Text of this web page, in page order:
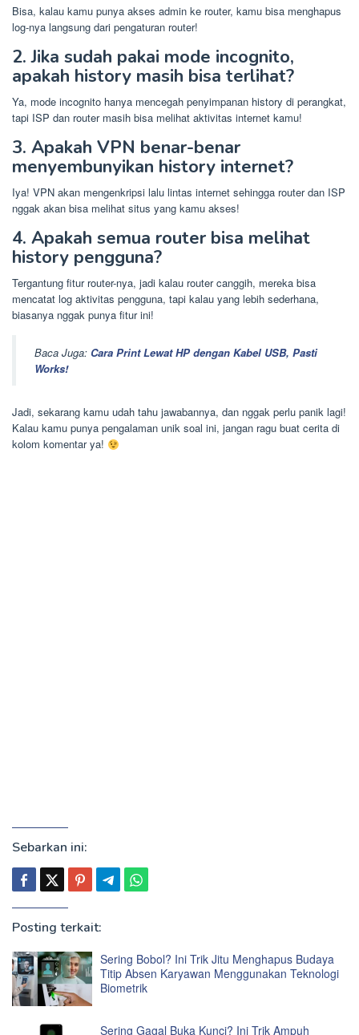
Bisa, kalau kamu punya akses admin ke router, kamu bisa menghapus
log-nya langsung dari pengaturan router!
2. Jika sudah pakai mode incognito,
apakah history masih bisa terlihat?
Ya, mode incognito hanya mencegah penyimpanan history di perangkat,
tapi ISP dan router masih bisa melihat aktivitas internet kamu!
3. Apakah VPN benar-benar
menyembunyikan history internet?
Iya! VPN akan mengenkripsi lalu lintas internet sehingga router dan ISP
nggak akan bisa melihat situs yang kamu akses!
4. Apakah semua router bisa melihat
history pengguna?
Tergantung fitur router-nya, jadi kalau router canggih, mereka bisa
mencatat log aktivitas pengguna, tapi kalau yang lebih sederhana,
biasanya nggak punya fitur ini!
Baca Juga: Cara Print Lewat HP dengan Kabel USB, Pasti
Works!
Jadi, sekarang kamu udah tahu jawabannya, dan nggak perlu panik lagi!
Kalau kamu punya pengalaman unik soal ini, jangan ragu buat cerita di
kolom komentar ya!
Sebarkan ini:
Posting terkait:
Sering Bobol? Ini Trik Jitu Menghapus Budaya
Titip Absen Karyawan Menggunakan Teknologi
Biometrik
Sering Gagal Buka Kunci? Ini Trik Ampuh